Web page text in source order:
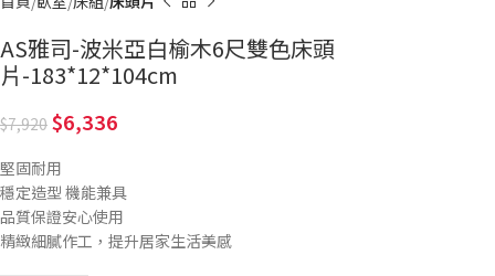
AS雅司-波米亞白榆木6尺雙色床頭
片-183*12*104cm
7,920 6,336
堅固耐用
穩定造型 機能兼具
品質保證安心使用
精緻細膩作工，提升居家生活美感